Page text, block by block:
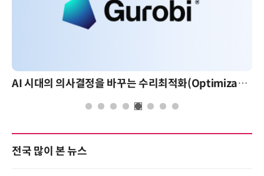
AI 시대의 의사결정을 바꾸는 수리최적화(Optimization): 실제 산업 적용 사례와 활용 전략
전국 많이 본 뉴스